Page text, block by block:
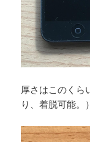
厚さはこのくら
り、着脱可能。